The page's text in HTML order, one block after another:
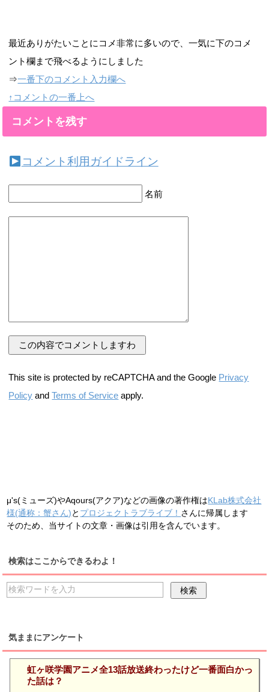
最近ありがたいことにコメ非常に多いので、一気に下のコメ
ント欄まで飛べるようにしました
⇒一番下のコメント入力欄へ
↑コメントの一番上へ
コメントを残す
コメント利用ガイドライン
名前
This site is protected by reCAPTCHA and the Google Privacy
Policy andTerms of Service apply.
μ's(ミューズ)やAqours(アクア)などの画像の著作権はKLab株式会社
様(通称：蟹さん)と プロジェクトラブライブ！ さんに帰属します
そのため、当サイトの文章・画像は引用を含んでいます。
検索はここからできるわよ！
気ままにアンケート
虹ヶ咲学園アニメ全13話放送終わったけど一番面白かっ
た話は？